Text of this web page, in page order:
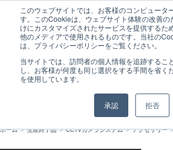
このウェブサイトでは、お客様のコンピュータ
す。このCookieは、ウェブサイト体験の改善の
けにカスタマイズされたサービスを提供するた
他のメディアで使用されるものです。当社の
は、プライバシーポリシーをご覧ください。
当サイトでは、訪問者の個人情報を追跡するこ
し、お客様が何度も同じ選択をする手間を省く
を使用しています。
承認 拒否
GANZは監視カメラシステムをはじめとした、ネットワ
ィシステムを提供するメーカーブランドです。
ホーム＞生産終了品＞CCTVカメラシステム＞アクセサリー